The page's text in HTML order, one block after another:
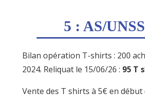
5 : AS/
Bilan opération T-shirts : 200
2024. Reliquat le 15/06/26 : 95 T
Vente des T shirts à 5€ en début